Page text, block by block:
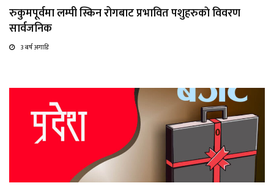
रुकुमपूर्वमा लम्पी स्किन रोगबाट प्रभावित पशुहरुकाे विवरण
सार्वजनिक
3 बर्ष अगाडि